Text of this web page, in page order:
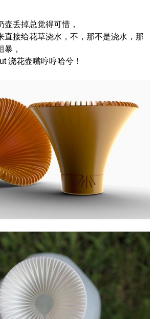
壶丢掉总觉得可惜，
直接给花草浇水，不，那不是浇水，那
暴，
浇花壶嘴哼哼哈兮！